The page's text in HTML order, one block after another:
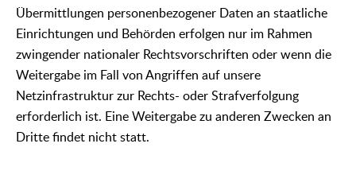
Übermittlungen personenbezogener Daten an staatliche
Einrichtungen und Behörden erfolgen nur im Rahmen
zwingender nationaler Rechtsvorschriften oder wenn die
Weitergabe im Fall von Angriffen auf unsere
Netzinfrastruktur zur Rechts- oder Strafverfolgung
erforderlich ist. Eine Weitergabe zu anderen Zwecken an
Dritte findet nicht statt.